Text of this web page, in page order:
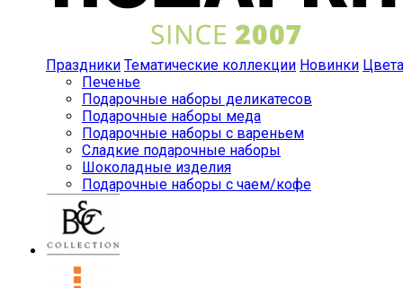
Праздники Тематические коллекции Новинки Цвета
Печенье
Подарочные наборы деликатесов
Подарочные наборы меда
Подарочные наборы с вареньем
Сладкие подарочные наборы
Шоколадные изделия
Подарочные наборы с чаем/кофе